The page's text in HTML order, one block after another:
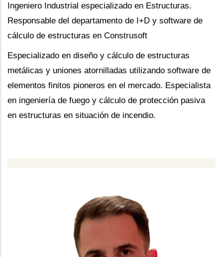
Ingeniero Industrial especializado en Estructuras.
Responsable del departamento de I+D y software de
cálculo de estructuras en Construsoft
Especializado en diseño y cálculo de estructuras
metálicas y uniones atornilladas utilizando software de
elementos finitos pioneros en el mercado. Especialista
en ingeniería de fuego y cálculo de protección pasiva
en estructuras en situación de incendio.